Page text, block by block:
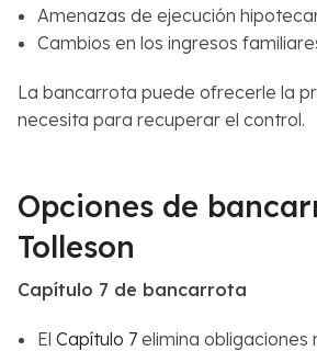
Amenazas de ejecución
Cambios en los ingresos
La bancarrota puede ofrecerle la
necesita para recuperar el control.
Opciones de
Tolleson
Capítulo 7 de bancarrota
El Capítulo 7elimina obligaciones